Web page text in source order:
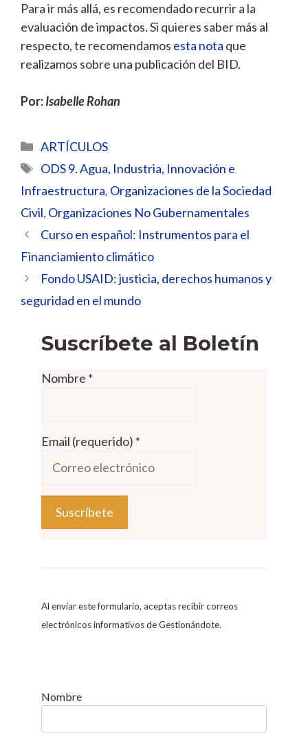
Para ir más allá, es recomendado recurrir a la
evaluación de impactos. Si quieres saber más al
respecto, te recomendamos esta nota que
realizamos sobre una publicación del BID.
Por:Isabelle Rohan
Categorías
ARTÍCULOS
Etiquetas
ODS 9. Agua, Industria, Innovación e
Infraestructura, Organizaciones de la Sociedad
Civil, Organizaciones No Gubernamentales
Curso en español: Instrumentos para el
Financiamiento climático
Fondo USAID: justicia, derechos humanos y
seguridad en el mundo
Suscríbete al Boletín
Nombre *
Email (requerido) *
o
s
t
C
n
Al enviar este formulario, aceptas recibir correos
electrónicos informativos de Gestionándote.
Nombre